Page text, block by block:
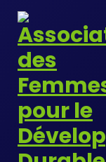
Skip
content